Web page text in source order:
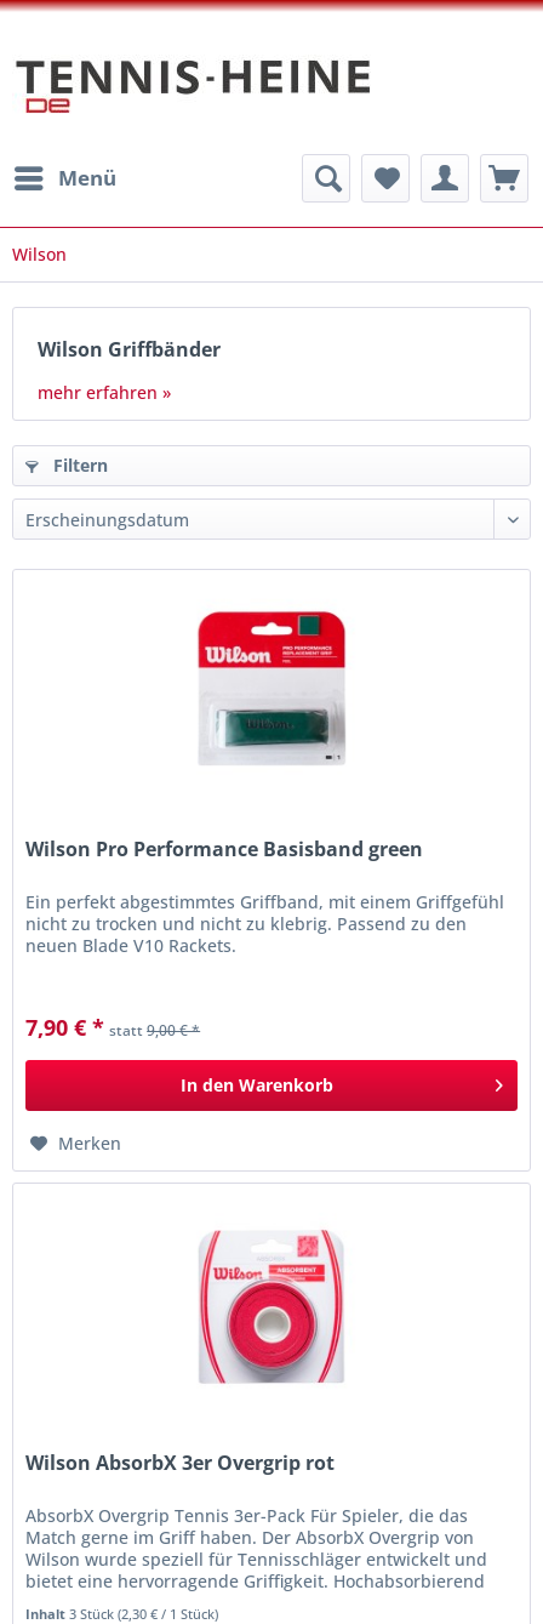
Menü
Wilson
Wilson Griffbänder
mehr erfahren »
Filtern
Wilson Pro Performance Basisband green
Ein perfekt abgestimmtes Griffband, mit einem Griffgefühl
nicht zu trocken und nicht zu klebrig. Passend zu den
neuen Blade V10 Rackets.
7,90 € * statt9,00 € *
In den Warenkorb
Merken
Wilson AbsorbX 3er Overgrip rot
AbsorbX Overgrip Tennis 3er-Pack Für Spieler, die das
Match gerne im Griff haben. Der AbsorbX Overgrip von
Wilson wurde speziell für Tennisschläger entwickelt und
bietet eine hervorragende Griffigkeit. Hochabsorbierend
Inhalt3 Stück(2,30 € / 1 Stück)